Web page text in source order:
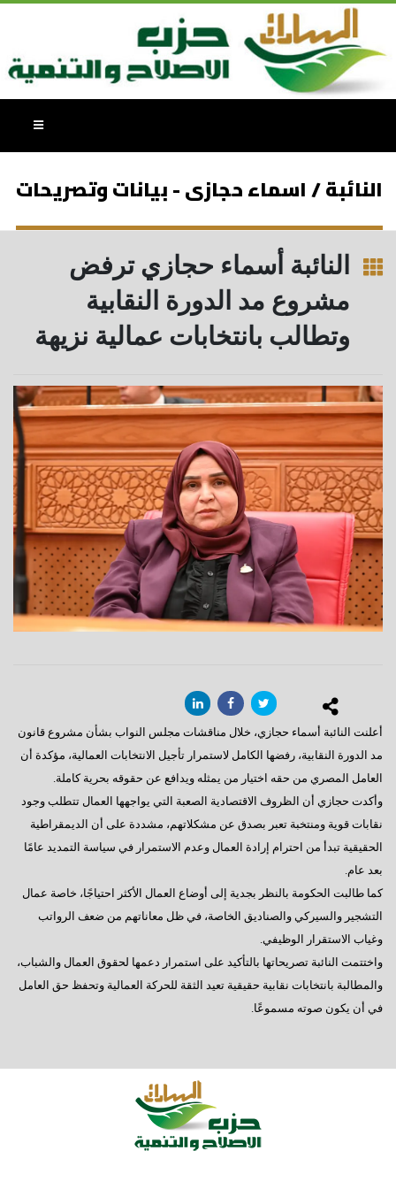
النائبة / اسماء حجازى - بيانات وتصريحات
النائبة أسماء حجازي ترفض
مشروع مد الدورة النقابية
وتطالب بانتخابات عمالية نزيهة
أعلنت النائبة أسماء حجازي، خلال مناقشات مجلس النواب بشأن مشروع قانون
مد الدورة النقابية، رفضها الكامل لاستمرار تأجيل الانتخابات العمالية، مؤكدة أن
العامل المصري من حقه اختيار من يمثله ويدافع عن حقوقه بحرية كاملة.
وأكدت حجازي أن الظروف الاقتصادية الصعبة التي يواجهها العمال تتطلب وجود
نقابات قوية ومنتخبة تعبر بصدق عن مشكلاتهم، مشددة على أن الديمقراطية
الحقيقية تبدأ من احترام إرادة العمال وعدم الاستمرار في سياسة التمديد عامًا
بعد عام.
كما طالبت الحكومة بالنظر بجدية إلى أوضاع العمال الأكثر احتياجًا، خاصة عمال
التشجير والسيركي والصناديق الخاصة، في ظل معاناتهم من ضعف الرواتب
وغياب الاستقرار الوظيفي.
واختتمت النائبة تصريحاتها بالتأكيد على استمرار دعمها لحقوق العمال والشباب،
والمطالبة بانتخابات نقابية حقيقية تعيد الثقة للحركة العمالية وتحفظ حق العامل
في أن يكون صوته مسموعًا.